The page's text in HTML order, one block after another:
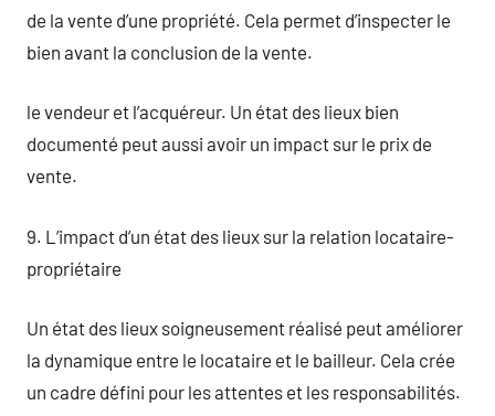
de la vente d’une propriété. Cela permet d’inspecter le
bien avant la conclusion de la vente.
le vendeur et l’acquéreur. Un état des lieux bien
documenté peut aussi avoir un impact sur le prix de
vente.
9. L’impact d’un état des lieux sur la relation locataire-
propriétaire
Un état des lieux soigneusement réalisé peut améliorer
la dynamique entre le locataire et le bailleur. Cela crée
un cadre défini pour les attentes et les responsabilités.